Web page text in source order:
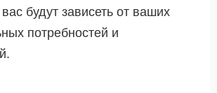
будут зависеть от ваших
потребностей и